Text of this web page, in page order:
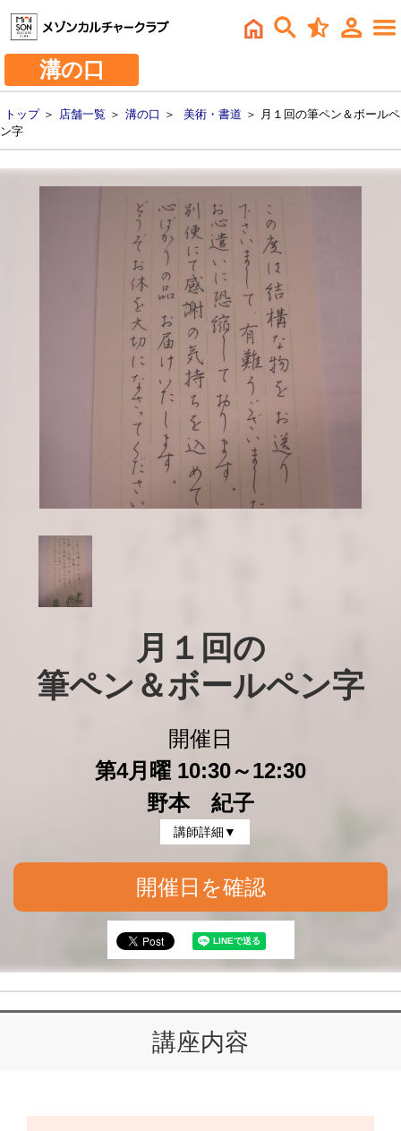
溝の口
トップ＞ 店舗一覧 ＞ 溝の口 ＞ 美術・書道 ＞ 月１回の筆ペン＆ボールペ
ン字
月１回の
筆ペン＆ボールペン字
開催日
第4月曜 10:30～12:30
野本 紀子
講師詳細▼
開催日を確認
講座内容